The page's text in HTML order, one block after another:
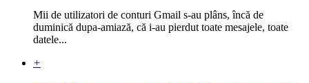
Mii de utilizatori de conturi Gmail s-au plâns, încă de
duminică dupa-amiază, că i-au pierdut toate mesajele, toate
datele...
+